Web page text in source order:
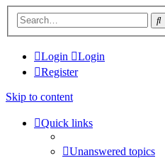
Login
Login
Register
Skip to content
Quick links
Unanswered topics